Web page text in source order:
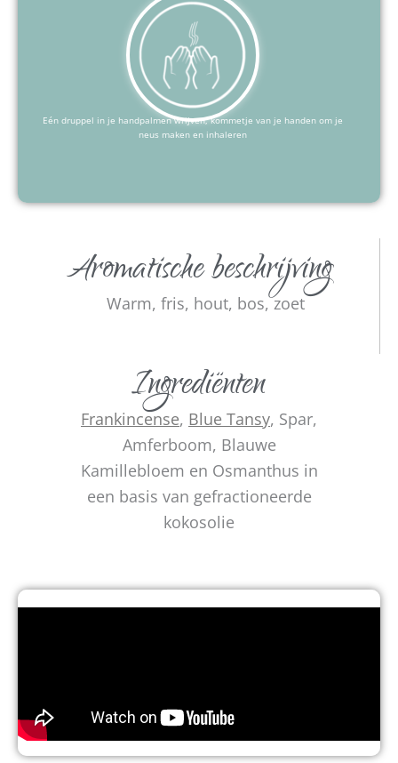
Eén druppel in je handpalmen wrijven, kommetje van je handen om je
neus maken en inhaleren
Aromatische beschrijving
Warm, fris, hout, bos, zoet
Ingrediënten
Frankincense, Blue Tansy, Spar,
Amferboom, Blauwe
Kamillebloem en Osmanthus in
een basis van gefractioneerde
kokosolie